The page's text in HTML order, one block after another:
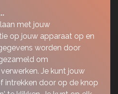
met jouw
op jouw apparaat op en
worden door
om
Je kunt jouw
intrekken door op de knop